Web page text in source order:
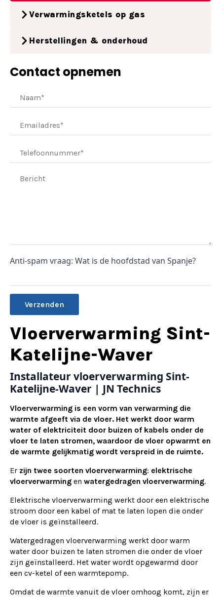
Verwarmingsketels op gas
Herstellingen & onderhoud
Contact opnemen
Anti-spam vraag: Wat is de hoofdstad van Spanje?
Alternative:
Vloerverwarming Sint-
Katelijne-Waver
Installateur vloerverwarming Sint-
Katelijne-Waver | JN Technics
Vloerverwarming is een vorm van verwarming die
warmte afgeeft via de vloer. Het werkt door warm
water of elektriciteit door buizen of kabels onder de
vloer te laten stromen, waardoor de vloer opwarmt en
de warmte gelijkmatig wordt verspreid in de ruimte.
Er zijn twee soorten vloerverwarming: elektrische
vloerverwarming en watergedragen vloerverwarming.
Elektrische vloerverwarming werkt door een elektrische
stroom door een kabel of mat te laten lopen die onder
de vloer is geïnstalleerd.
Watergedragen vloerverwarming werkt door warm
water door buizen te laten stromen die onder de vloer
zijn geïnstalleerd. Het water wordt opgewarmd door
een cv-ketel of een warmtepomp.
Omdat de warmte vanuit de vloer omhoog komt, zijn er